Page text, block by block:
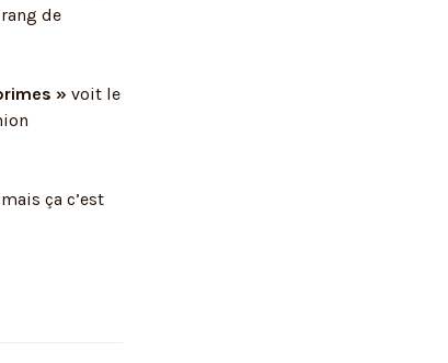
de
» voit le
ça c’est